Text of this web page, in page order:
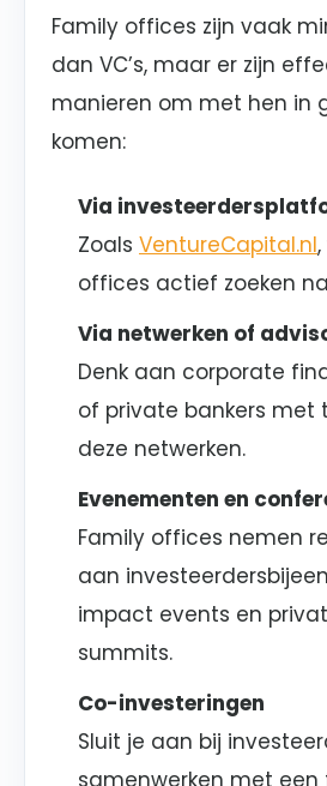
Family offices zijn vaak
dan VC’s, maar er zijn
manieren om met hen in
komen:
Via
Zoals VentureCapital.nl
offices actief zoeken
Via netwerken of
Denk aan corporate
of private bankers met
deze netwerken.
Evenementen en
Family offices nemen
aan
impact events en
summits.
Co-investeringen
Sluit je aan bij
samenwerken met